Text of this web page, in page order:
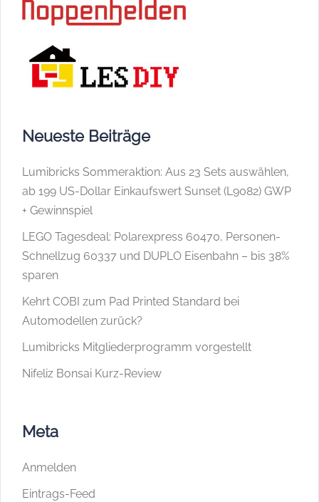
Neueste Beiträge
Lumibricks Sommeraktion: Aus 23 Sets auswählen,
ab 199 US-Dollar Einkaufswert Sunset (L9082) GWP
+ Gewinnspiel
LEGO Tagesdeal: Polarexpress 60470, Personen-
Schnellzug 60337 und DUPLO Eisenbahn – bis 38%
sparen
Kehrt COBI zum Pad Printed Standard bei
Automodellen zurück?
Lumibricks Mitgliederprogramm vorgestellt
Nifeliz Bonsai Kurz-Review
Meta
Anmelden
Eintrags-Feed